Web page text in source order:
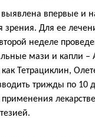
впервые и
зрения. Для ее
неделе
мази и капли
Тетрациклин,
трижды по 10
применения